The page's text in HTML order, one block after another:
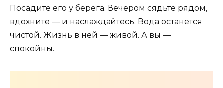
Посадите его у берега. Вечером сядьте рядом,
вдохните — и наслаждайтесь. Вода останется
чистой. Жизнь в ней — живой. А вы —
спокойны.